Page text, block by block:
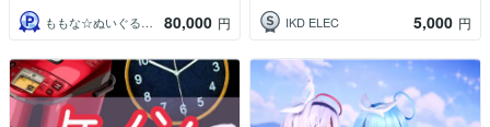
ももな☆ぬいぐるみオーダー受付中
80,000 円
IKD ELEC
5,000 円